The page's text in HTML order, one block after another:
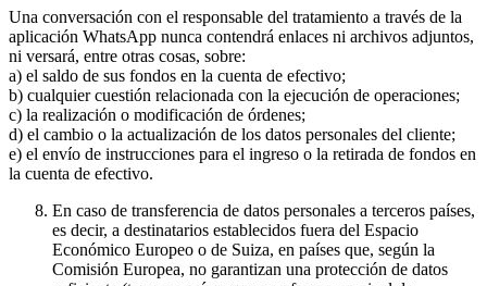
Una conversación con el responsable del tratamiento a través de la
aplicación WhatsApp nunca contendrá enlaces ni archivos adjuntos,
ni versará, entre otras cosas, sobre:
a) el saldo de sus fondos en la cuenta de efectivo;
b) cualquier cuestión relacionada con la ejecución de operaciones;
c) la realización o modificación de órdenes;
d) el cambio o la actualización de los datos personales del cliente;
e) el envío de instrucciones para el ingreso o la retirada de fondos en
la cuenta de efectivo.
En caso de transferencia de datos personales a terceros países,
es decir, a destinatarios establecidos fuera del Espacio
Económico Europeo o de Suiza, en países que, según la
Comisión Europea, no garantizan una protección de datos